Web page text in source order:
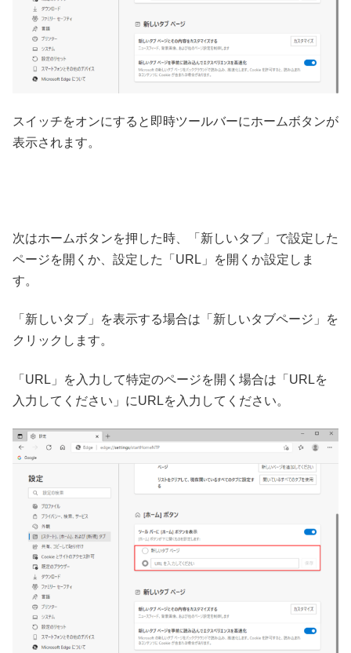
スイッチをオンにすると即時ツールバーにホームボタンが
表示されます。
次はホームボタンを押した時、「新しいタブ」で設定した
ページを開くか、設定した「URL」を開くか設定しま
す。
「新しいタブ」を表示する場合は「新しいタブページ」を
クリックします。
「URL」を入力して特定のページを開く場合は「URLを
入力してください」にURLを入力してください。